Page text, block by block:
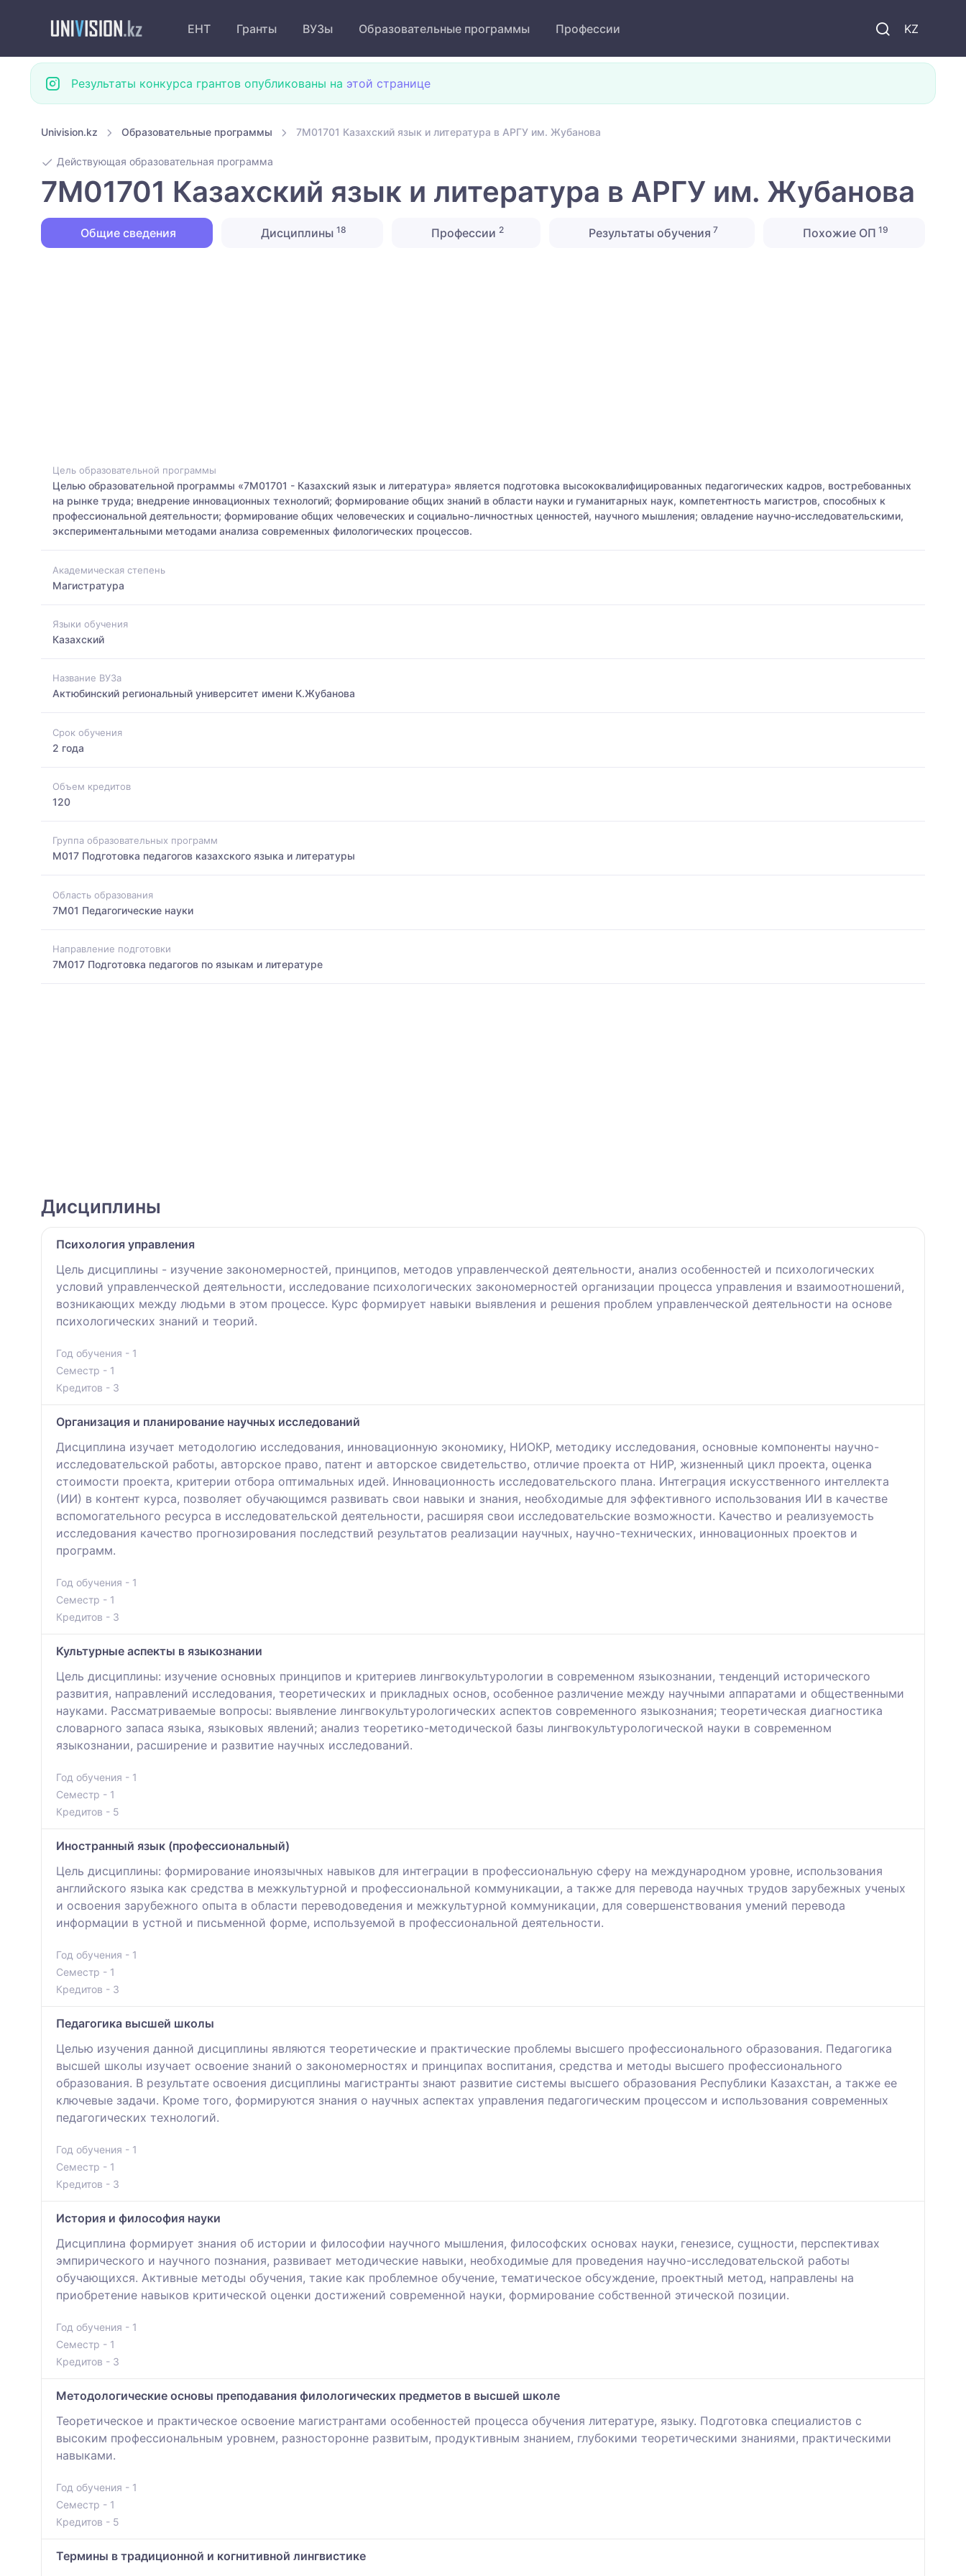
KZ
ЕНТ Гранты ВУЗы Образовательные программы Профессии
Результаты конкурса грантов опубликованы на этой странице
Univision.kz Образовательные программы 7M01701 Казахский язык и литература в АРГУ им. Жубанова
Действующая образовательная программа
7M01701 Казахский язык и литература в АРГУ им. Жубанова
Общие сведения Дисциплины 18 Профессии 2 Результаты обучения 7 Похожие ОП 19
Цель образовательной программы
Целью образовательной программы «7М01701 - Казахский язык и литература» является подготовка высококвалифицированных педагогических кадров, востребованных
на рынке труда; внедрение инновационных технологий; формирование общих знаний в области науки и гуманитарных наук, компетентность магистров, способных к
профессиональной деятельности; формирование общих человеческих и социально-личностных ценностей, научного мышления; овладение научно-исследовательскими,
экспериментальными методами анализа современных филологических процессов.
Академическая степень
Магистратура
Языки обучения
Казахский
Название ВУЗа
Актюбинский региональный университет имени К.Жубанова
Срок обучения
2 года
Объем кредитов
120
Группа образовательных программ
M017 Подготовка педагогов казахского языка и литературы
Область образования
7M01 Педагогические науки
Направление подготовки
7M017 Подготовка педагогов по языкам и литературе
Дисциплины
Психология управления
Цель дисциплины - изучение закономерностей, принципов, методов управленческой деятельности, анализ особенностей и психологических
условий управленческой деятельности, исследование психологических закономерностей организации процесса управления и взаимоотношений,
возникающих между людьми в этом процессе. Курс формирует навыки выявления и решения проблем управленческой деятельности на основе
психологических знаний и теорий.
Год обучения - 1
Семестр - 1
Кредитов - 3
Организация и планирование научных исследований
Дисциплина изучает методологию исследования, инновационную экономику, НИОКР, методику исследования, основные компоненты научно-
исследовательской работы, авторское право, патент и авторское свидетельство, отличие проекта от НИР, жизненный цикл проекта, оценка
стоимости проекта, критерии отбора оптимальных идей. Инновационность исследовательского плана. Интеграция искусственного интеллекта
(ИИ) в контент курса, позволяет обучающимся развивать свои навыки и знания, необходимые для эффективного использования ИИ в качестве
вспомогательного ресурса в исследовательской деятельности, расширяя свои исследовательские возможности. Качество и реализуемость
исследования качество прогнозирования последствий результатов реализации научных, научно-технических, инновационных проектов и
программ.
Год обучения - 1
Семестр - 1
Кредитов - 3
Культурные аспекты в языкознании
Цель дисциплины: изучение основных принципов и критериев лингвокультурологии в современном языкознании, тенденций исторического
развития, направлений исследования, теоретических и прикладных основ, особенное различение между научными аппаратами и общественными
науками. Рассматриваемые вопросы: выявление лингвокультурологических аспектов современного языкознания; теоретическая диагностика
словарного запаса языка, языковых явлений; анализ теоретико-методической базы лингвокультурологической науки в современном
языкознании, расширение и развитие научных исследований.
Год обучения - 1
Семестр - 1
Кредитов - 5
Иностранный язык (профессиональный)
Цель дисциплины: формирование иноязычных навыков для интеграции в профессиональную сферу на международном уровне, использования
английского языка как средства в межкультурной и профессиональной коммуникации, а также для перевода научных трудов зарубежных ученых
и освоения зарубежного опыта в области переводоведения и межкультурной коммуникации, для совершенствования умений перевода
информации в устной и письменной форме, используемой в профессиональной деятельности.
Год обучения - 1
Семестр - 1
Кредитов - 3
Педагогика высшей школы
Целью изучения данной дисциплины являются теоретические и практические проблемы высшего профессионального образования. Педагогика
высшей школы изучает освоение знаний о закономерностях и принципах воспитания, средства и методы высшего профессионального
образования. В результате освоения дисциплины магистранты знают развитие системы высшего образования Республики Казахстан, а также ее
ключевые задачи. Кроме того, формируются знания о научных аспектах управления педагогическим процессом и использования современных
педагогических технологий.
Год обучения - 1
Семестр - 1
Кредитов - 3
История и философия науки
Дисциплина формирует знания об истории и философии научного мышления, философских основах науки, генезисе, сущности, перспективах
эмпирического и научного познания, развивает методические навыки, необходимые для проведения научно-исследовательской работы
обучающихся. Активные методы обучения, такие как проблемное обучение, тематическое обсуждение, проектный метод, направлены на
приобретение навыков критической оценки достижений современной науки, формирование собственной этической позиции.
Год обучения - 1
Семестр - 1
Кредитов - 3
Методологические основы преподавания филологических предметов в высшей школе
Теоретическое и практическое освоение магистрантами особенностей процесса обучения литературе, языку. Подготовка специалистов с
высоким профессиональным уровнем, разносторонне развитым, продуктивным знанием, глубокими теоретическими знаниями, практическими
навыками.
Год обучения - 1
Семестр - 1
Кредитов - 5
Термины в традиционной и когнитивной лингвистике